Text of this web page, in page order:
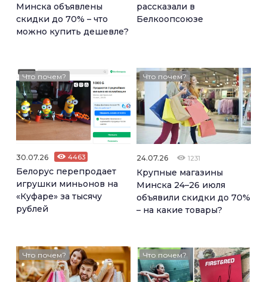
Минска объявлены
скидки до 70% – что
можно купить дешевле?
рассказали в
Белкоопсоюзе
Что почем?
30.07.26 4463
Белорус перепродает
игрушки миньонов на
«Куфаре» за тысячу
рублей
Что почем?
24.07.26 1231
Крупные магазины
Минска 24–26 июля
объявили скидки до 70%
– на какие товары?
Что почем? Что почем?